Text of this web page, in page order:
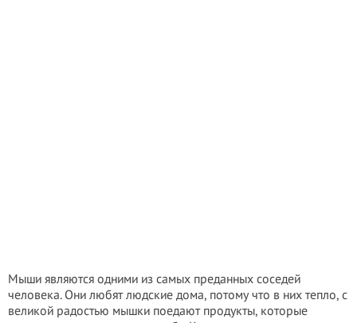
Мыши являются одними из самых преданных соседей
человека. Они любят людские дома, потому что в них тепло, с
великой радостью мышки поедают продукты, которые